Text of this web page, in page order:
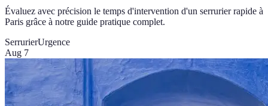
Évaluez avec précision le temps d'intervention d'un serrurier rapide à
Paris grâce à notre guide pratique complet.
SerrurierUrgence
Aug 7